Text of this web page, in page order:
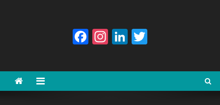
Facebook
Instagram
LinkedIn